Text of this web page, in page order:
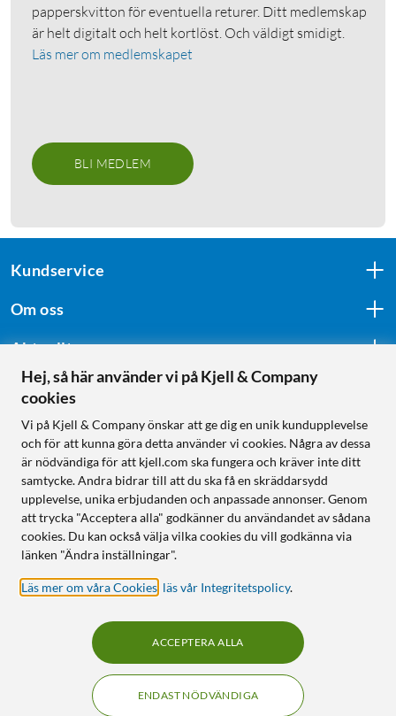
papperskvitton för eventuella returer. Ditt medlemskap
är helt digitalt och helt kortlöst. Och väldigt smidigt.
Läs mer om medlemskapet
BLI MEDLEM
Kundservice
Om oss
Aktuellt
Följ oss
Handla från:
Sverige
Norge
KUNSKAP OCH TILLBEHÖR TILL
Hej, så här använder vi på Kjell & Company
cookies
Vi på Kjell & Company önskar att ge dig en unik kundupplevelse
och för att kunna göra detta använder vi cookies. Några av dessa
är nödvändiga för att kjell.com ska fungera och kräver inte ditt
samtycke. Andra bidrar till att du ska få en skräddarsydd
upplevelse, unika erbjudanden och anpassade annonser. Genom
att trycka "Acceptera alla" godkänner du användandet av sådana
cookies. Du kan också välja vilka cookies du vill godkänna via
länken "Ändra inställningar".
Läs mer om våra Cookies läs vår Integritetspolicy.
ENDAST NÖDVÄNDIGA
ACCEPTERA ALLA